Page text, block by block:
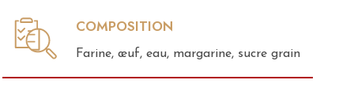
COMPOSITION
Farine, œuf, eau, margarine, sucre grain